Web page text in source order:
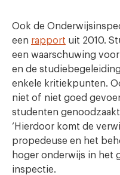
Ook de
een rapport uit 2010.
een waarschuwing
en de
enkele kritiekpunten.
niet of niet goed
studenten
‘Hierdoor komt de
propedeuse en het
hoger onderwijs in het
inspectie.